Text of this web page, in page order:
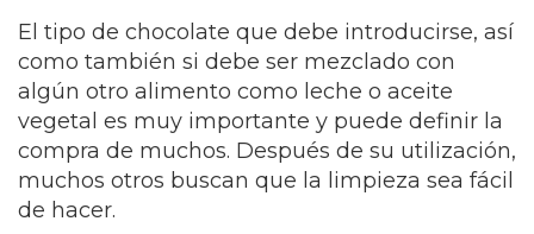
El tipo de chocolate que debe introducirse, así
como también si debe ser mezclado con
algún otro alimento como leche o aceite
vegetal es muy importante y puede definir la
compra de muchos. Después de su utilización,
muchos otros buscan que la limpieza sea fácil
de hacer.